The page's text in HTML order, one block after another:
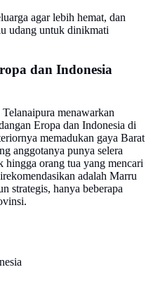
agar lebih hemat, dan
udang untuk dinikmati
dan Indonesia
menawarkan
Eropa dan Indonesia di
memadukan gaya Barat
anggotanya punya selera
hingga orang tua yang mencari
adalah Marru
strategis, hanya beberapa